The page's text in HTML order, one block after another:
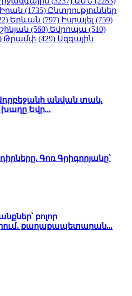
Իրան (1735) Ընտրություններ
Երևան (797) Իսրայել (759)
(560) Եվրոպա (510)
Թրամփ (429) Ազգային
անվան տակ.
Եվր...
Գոռ Գրիգորյանը՝
բոլոր
քաղաքապետարան...